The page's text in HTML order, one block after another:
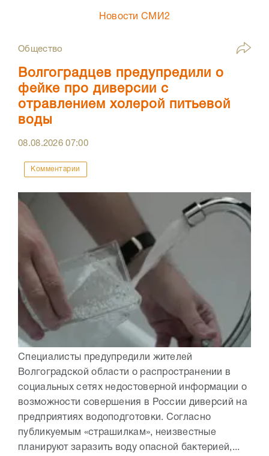
Новости СМИ2
Общество
Волгоградцев предупредили о
фейке про диверсии с
отравлением холерой питьевой
воды
08.08.202607:00
Комментарии
Специалисты предупредили жителей
Волгоградской области о распространении в
социальных сетях недостоверной информации о
возможности совершения в России диверсий на
предприятиях водоподготовки. Согласно
публикуемым «страшилкам», неизвестные
планируют заразить воду опасной бактерией,...